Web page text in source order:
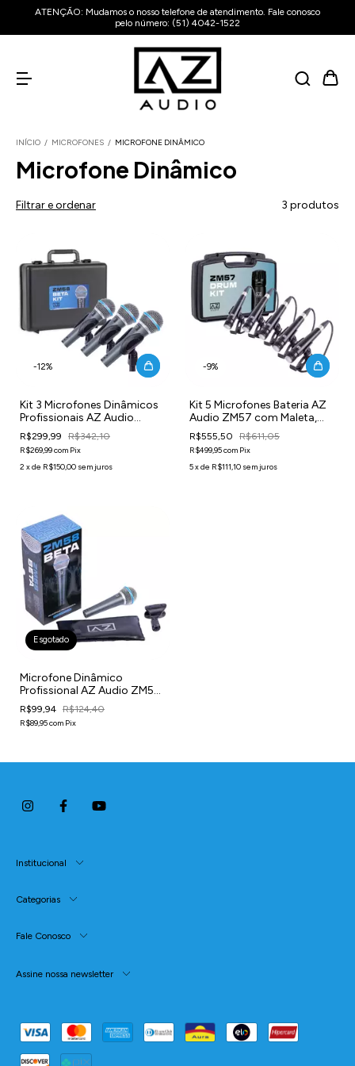
ATENÇÃO: Mudamos o nosso telefone de atendimento. Fale conosco
pelo número: (51) 4042-1522
INÍCIO / MICROFONES / MICROFONE DINÂMICO
Microfone Dinâmico
Filtrar e ordenar 3 produtos
-12%
Kit 3 Microfones Dinâmicos
Profissionais AZ Audio
ZM58 Beta c/ Maleta e
Cachimbos
R$299,99 R$342,10
R$269,99com Pix
2 xde R$150,00 sem juros
-9%
Kit 5 Microfones Bateria AZ
Audio ZM57 com Maleta,
Clamps e Cabos XLR
R$555,50 R$611,05
R$499,95com Pix
5xde R$111,10 sem juros
Esgotado
Microfone Dinâmico
Profissional AZ Audio ZM58
BETA com Bag e Cachimbo
R$99,94 R$124,40
R$89,95com Pix
Institucional
Categorias
Fale Conosco
Assine nossa newsletter